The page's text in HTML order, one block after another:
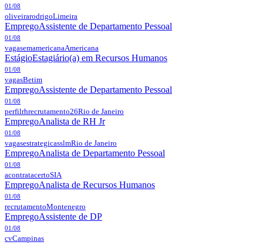
01/08
oliveirarodrigoLimeira
EmpregoAssistente de Departamento Pessoal
01/08
vagasemamericanaAmericana
EstágioEstagiário(a) em Recursos Humanos
01/08
vagasBetim
EmpregoAssistente de Departamento Pessoal
01/08
perfilrhrecrutamento26Rio de Janeiro
EmpregoAnalista de RH Jr
01/08
vagasestrategicasslmRio de Janeiro
EmpregoAnalista de Departamento Pessoal
01/08
acontratacertoSIA
EmpregoAnalista de Recursos Humanos
01/08
recrutamentoMontenegro
EmpregoAssistente de DP
01/08
cvCampinas